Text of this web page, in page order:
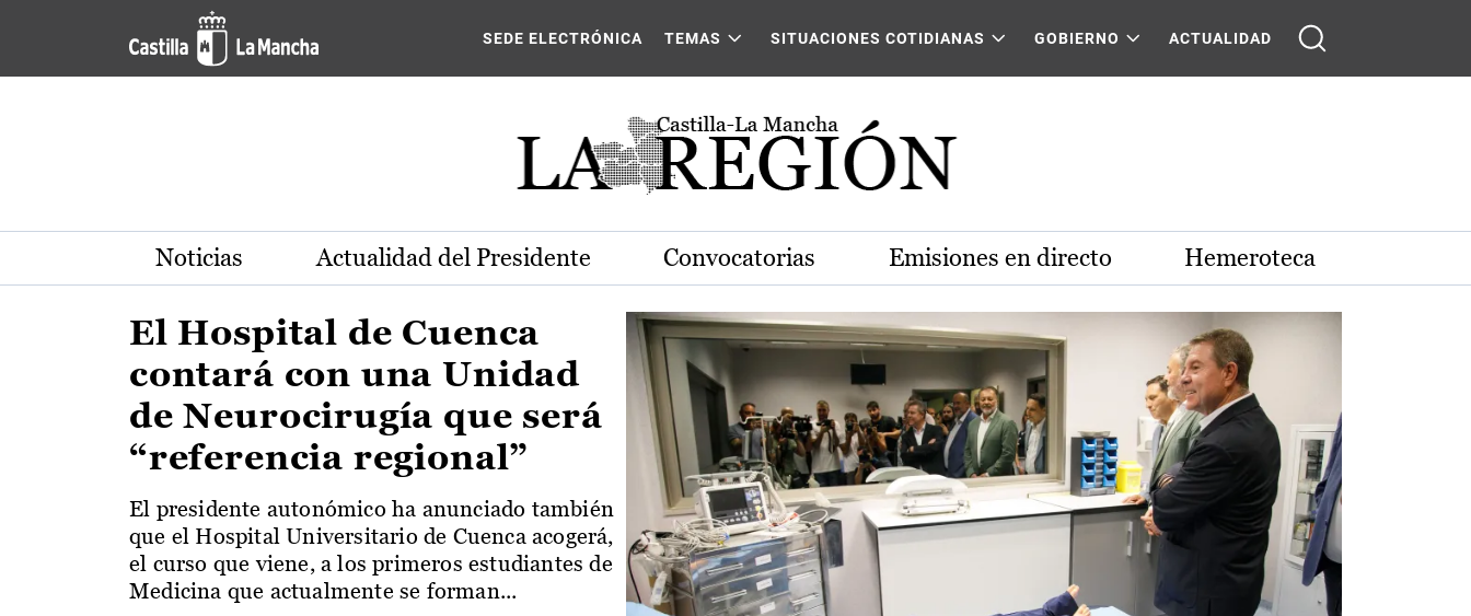
Pasar al contenido principal
Actualidad de la región de Castilla-La Mancha
SEDE ELECTRÓNICA TEMAS SITUACIONES COTIDIANAS GOBIERNO ACTUALIDAD
Noticias Actualidad del Presidente Convocatorias Emisiones en directo Hemeroteca
El Hospital de Cuenca
contará con una Unidad
de Neurocirugía que será
“referencia regional”
El presidente autonómico ha anunciado también
que el Hospital Universitario de Cuenca acogerá,
el curso que viene, a los primeros estudiantes de
Medicina que actualmente se forman...